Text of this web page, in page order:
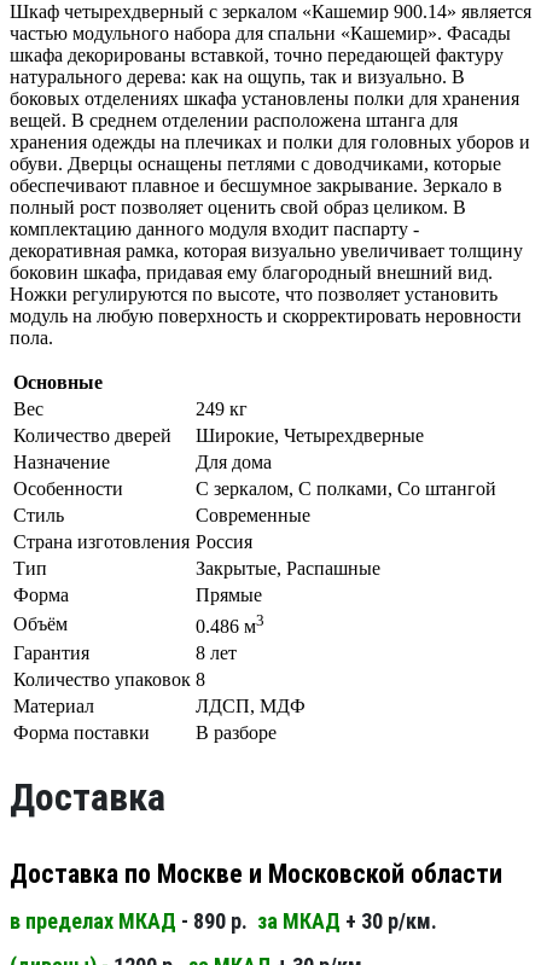
Шкаф четырехдверный с зеркалом «Кашемир 900.14» является
частью модульного набора для спальни «Кашемир». Фасады
шкафа декорированы вставкой, точно передающей фактуру
натурального дерева: как на ощупь, так и визуально. В
боковых отделениях шкафа установлены полки для хранения
вещей. В среднем отделении расположена штанга для
хранения одежды на плечиках и полки для головных уборов и
обуви. Дверцы оснащены петлями с доводчиками, которые
обеспечивают плавное и бесшумное закрывание. Зеркало в
полный рост позволяет оценить свой образ целиком. В
комплектацию данного модуля входит паспарту -
декоративная рамка, которая визуально увеличивает толщину
боковин шкафа, придавая ему благородный внешний вид.
Ножки регулируются по высоте, что позволяет установить
модуль на любую поверхность и скорректировать неровности
пола.
Основные
Вес
249 кг
Количество дверей
Широкие, Четырехдверные
Назначение
Для дома
Особенности
С зеркалом, С полками, Со штангой
Стиль
Современные
Страна изготовления Россия
Тип
Закрытые, Распашные
Форма
Прямые
Объём
0.486 м3
Гарантия
8 лет
Количество упаковок 8
Материал
ЛДСП, МДФ
Форма поставки
В разборе
Доставка
Доставка по Москве и Московской области
в пределах МКАД - 890 р. за МКАД + 30 р/км.